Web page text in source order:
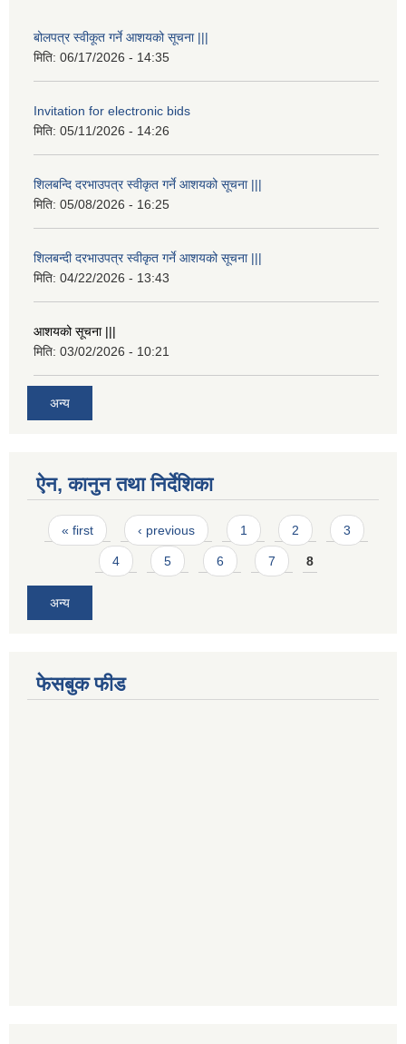
बोलपत्र स्वीकूत गर्ने आशयको सूचना |||
मिति: 06/17/2026 - 14:35
Invitation for electronic bids
मिति: 05/11/2026 - 14:26
शिलबन्दि दरभाउपत्र स्वीकृत गर्ने आशयको सूचना |||
मिति: 05/08/2026 - 16:25
शिलबन्दी दरभाउपत्र स्वीकृत गर्ने आशयको सूचना |||
मिति: 04/22/2026 - 13:43
आशयको सूचना |||
मिति: 03/02/2026 - 10:21
अन्य
ऐन, कानुन तथा निर्देशिका
Pages
« first ‹ previous 1 2 3
4 5 6 7 8
अन्य
फेसबुक फीड